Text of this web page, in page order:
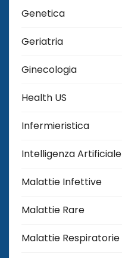
Genetica
Geriatria
Ginecologia
Health US
Infermieristica
Intelligenza Artificiale
Malattie Infettive
Malattie Rare
Malattie Respiratorie